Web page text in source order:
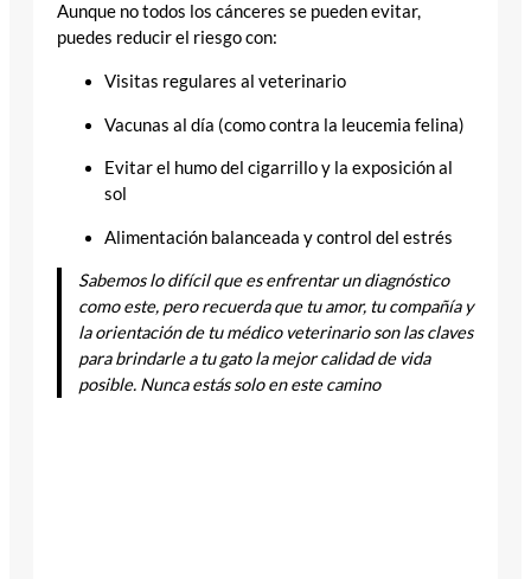
Aunque no todos los cánceres se pueden evitar,
puedes reducir el riesgo con:
Visitas regulares al veterinario
Vacunas al día (como contra la leucemia felina)
Evitar el humo del cigarrillo y la exposición al
sol
Alimentación balanceada y control del estrés
Sabemos lo difícil que es enfrentar un diagnóstico
como este, pero recuerda que tu amor, tu compañía y
la orientación de tu médico veterinario son las claves
para brindarle a tu gato la mejor calidad de vida
posible. Nunca estás solo en este camino